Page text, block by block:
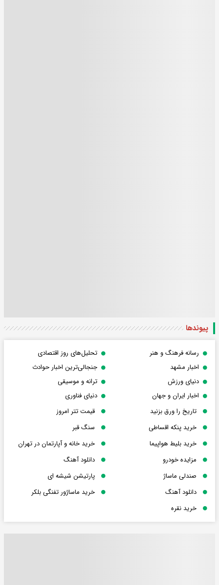
پیوندها
رسانه فرهنگ و هنر
تحلیل‌های روز اقتصادی
اخبار مشهد
جنجالی‌ترین اخبار حوادث
دنیای ورزش
ترانه و موسیقی
اخبار ایران و جهان
دنیای فناوری
تاریخ را ورق بزنید
قیمت تتر امروز
خرید پنکه اقساطی
سنگ قبر
خرید بلیط هواپیما
خرید خانه و آپارتمان در تهران
مزایده خودرو
دانلود آهنگ
صندلی ماساژ
پارتیشن شیشه ای
دانلود آهنگ
خرید ماساژور تفنگی بلکر
خرید نقره